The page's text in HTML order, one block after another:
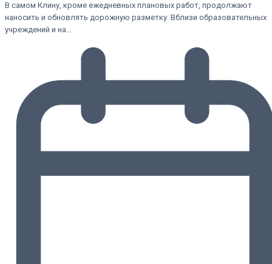
В самом Клину, кроме ежедневных плановых работ, продолжают
наносить и обновлять дорожную разметку. Вблизи образовательных
учреждений и на…